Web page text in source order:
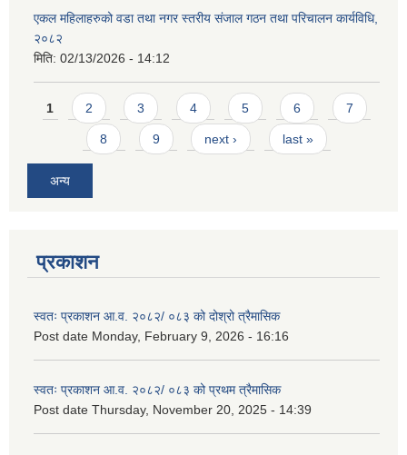
एकल महिलाहरुको वडा तथा नगर स्तरीय संजाल गठन तथा परिचालन कार्यविधि,
२०८२
मिति: 02/13/2026 - 14:12
Pages
1 2 3 4 5 6 7
8 9 next › last »
अन्य
प्रकाशन
स्वतः प्रकाशन आ.व. २०८२/ ०८३ को दोश्रो त्रैमासिक
Post date Monday, February 9, 2026 - 16:16
स्वतः प्रकाशन आ.व. २०८२/ ०८३ को प्रथम त्रैमासिक
Post date Thursday, November 20, 2025 - 14:39